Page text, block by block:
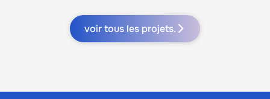
voir tous les projets.